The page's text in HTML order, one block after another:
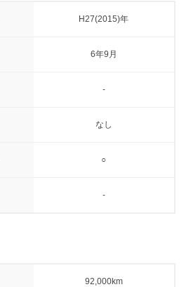
H27(2015)年
6年9月
-
なし
○
-
92,000km